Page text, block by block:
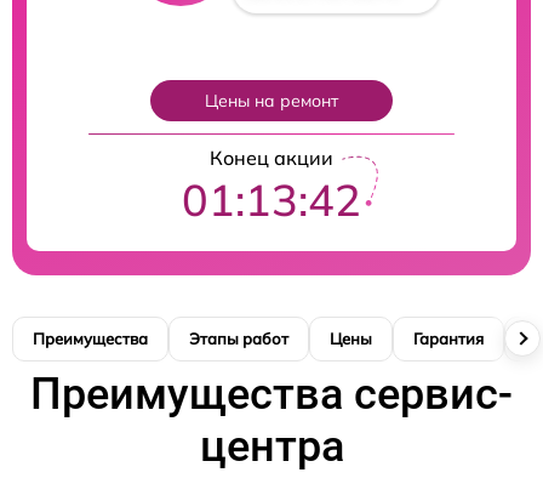
Цены на ремонт
Конец акции
01:13:41
Преимущества Этапы работ Цены Гарантия
Преимущества сервис-
центра